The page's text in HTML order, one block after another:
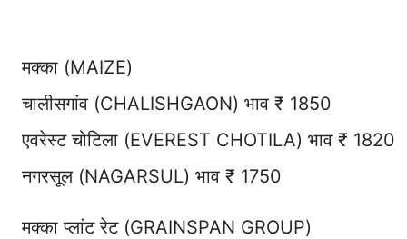
मक्का (MAIZE)
चालीसगांव (CHALISHGAON) भाव ₹ 1850
एवरेस्ट चोटिला (EVEREST CHOTILA) भाव ₹ 1820
नगरसूल (NAGARSUL) भाव ₹ 1750
मक्का प्लांट रेट (GRAINSPAN GROUP)